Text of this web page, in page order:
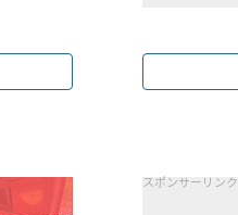
スポンサーリンク